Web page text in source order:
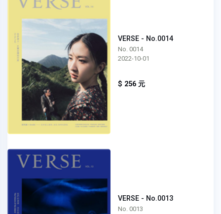
VERSE - No.0014
No. 0014
2022-10-01
$ 256 元
VERSE - No.0013
No. 0013